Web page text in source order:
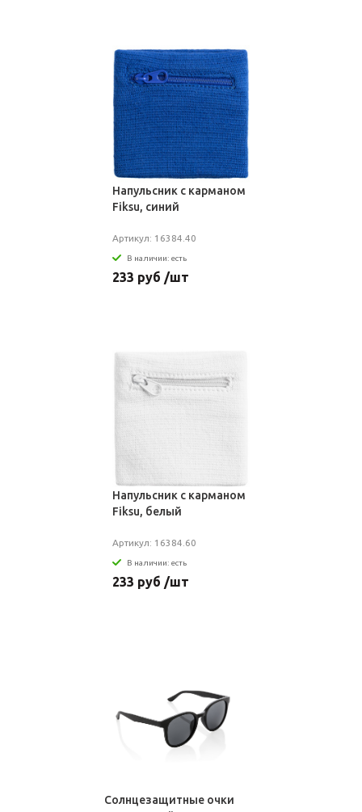
Напульсник с карманом
Fiksu, синий
Артикул: 16384.40
В наличии: есть
233 руб /шт
Напульсник с карманом
Fiksu, белый
Артикул: 16384.60
В наличии: есть
233 руб /шт
Солнцезащитные очки